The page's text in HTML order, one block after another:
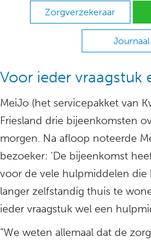
Zorgverzekeraar
Journaal
Voor ieder vraagstuk
MeiJo (het servicepakket van
Friesland drie bijeenkomsten
morgen. Na afloop noteerde
bezoeker: ‘De bijeenkomst
voor de vele hulpmiddelen die
langer zelfstandig thuis te
ieder vraagstuk wel een
“We weten allemaal dat de